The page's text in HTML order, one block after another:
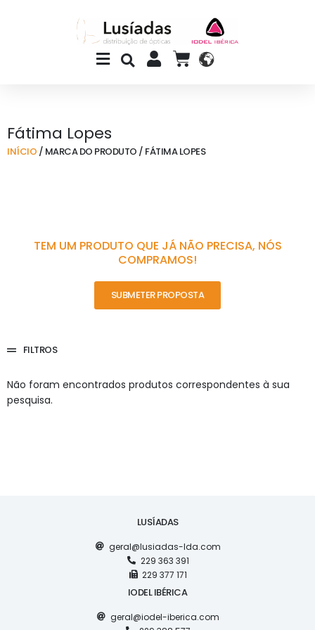
Main
Menu
CART
Fátima Lopes
INÍCIO / MARCA DO PRODUTO / FÁTIMA LOPES
TEM UM PRODUTO QUE JÁ NÃO PRECISA, NÓS
COMPRAMOS!
SUBMETER PROPOSTA
FILTROS
Não foram encontrados produtos correspondentes à sua
pesquisa.
LUSÍADAS
geral@lusiadas-lda.com
229 363 391
229 377 171
IODEL IBÉRICA
geral@iodel-iberica.com